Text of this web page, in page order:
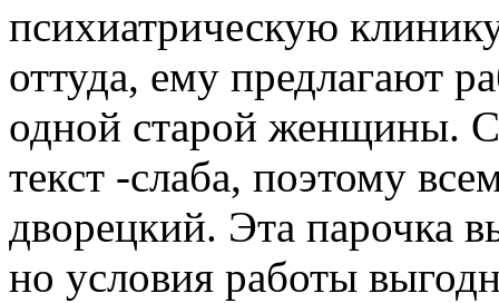
психиатрическую
оттуда, ему предлагают
одной старой женщины.
текст -слаба, поэтому
дворецкий. Эта парочка
но условия работы